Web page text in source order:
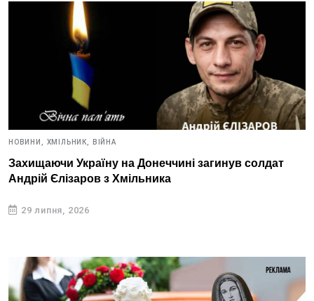
НОВИНИ, ХМІЛЬНИК, ВІЙНА
Захищаючи Україну на Донеччині загинув солдат
Андрій Єлізаров з Хмільника
29 липня, 2026